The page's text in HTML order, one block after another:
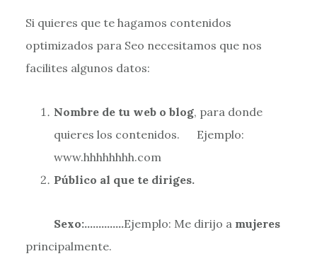
Si quieres que te hagamos contenidos
optimizados para Seo necesitamos que nos
facilites algunos datos:
Nombre de tu web o blog, para donde
quieres los contenidos. Ejemplo:
www.hhhhhhhh.com
Público al que te diriges.
Sexo:…………..Ejemplo: Me dirijo a mujeres
principalmente.